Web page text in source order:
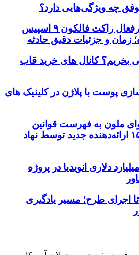
چه ویژگی‌هایی دارد؟
برخورد قطعه غیرفعال راکت فالکون ۹ اسپیس
زمان و جزئیات دقیق حادثه
بخریم؟ کانال های خرید قاب
پوست با پلاژن در کلینیک های
ملون به فهرست قوانین
MiCA؛ افزودن ۱۵ ارائه‌دهنده جدید توسط نهاد
سرمایه‌گذاری ۱ میلیارد دلاری انویدیا در پروژه
تا اجرای طرح؛ مسیر یادگیری